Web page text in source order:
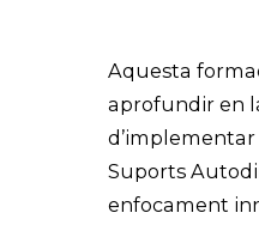
Aquesta
aprofundir en
Suports
enfocament